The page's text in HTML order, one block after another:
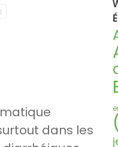
dans les